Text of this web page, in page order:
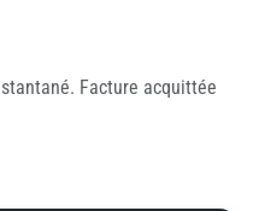
Facture acquittée